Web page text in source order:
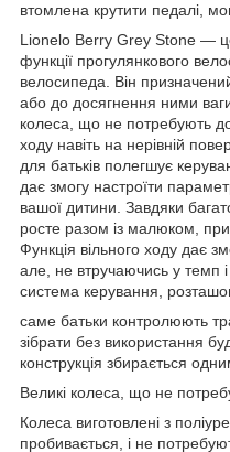
втомлена крутити педалі,
Lionelo Berry Grey Stone —
функції прогулянкового
велосипеда. Він
або до досягнення ними ваги
колеса, що не потребують
ходу навіть на нерівній
для батьків полегшує
дає змогу настроїти
вашої дитини. Завдяки
росте разом із малюком,
Функція вільного ходу дає
але, не втручаючись у
система керування,
саме батьки контролюють
зібрати без використання
конструкція збирається
Великі колеса, що не
Колеса виготовлені з
пробивається, і не